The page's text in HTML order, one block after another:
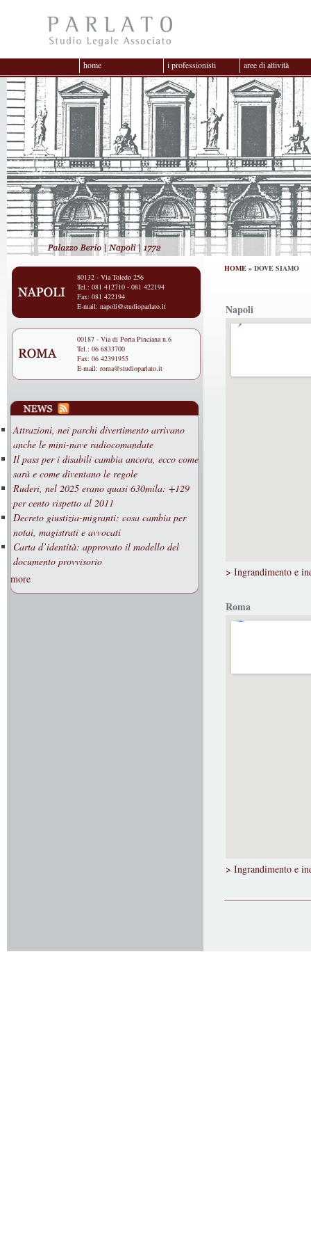
home i professionisti aree di attività
HOME » DOVE SIAMO
Napoli
> Ingrandimento e
Roma
> Ingrandimento e
80132 - Via Toledo 256
Tel.: 081 412710 - 081 422194
Fax: 081 422194
E-mail: napoli@studioparlato.it
00187 - Via di Porta Pinciana n.6
Tel.: 06 6833700
Fax: 06 42391955
E-mail: roma@studioparlato.it
Attrazioni, nei parchi divertimento arrivano
anche le mini-nave radiocomandate
Il pass per i disabili cambia ancora, ecco come
sarà e come diventano le regole
Ruderi, nel 2025 erano quasi 630mila: +129
per cento rispetto al 2011
Decreto giustizia-migranti: cosa cambia per
notai, magistrati e avvocati
Carta d’identità: approvato il modello del
documento provvisorio
more